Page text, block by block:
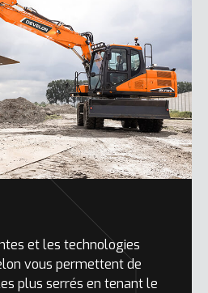
et les technologies
vous permettent de
plus serrés en tenant le